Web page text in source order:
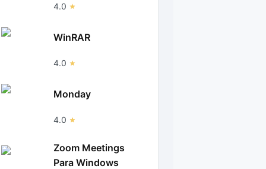
4.0
WinRAR
4.0
Monday
4.0
Zoom Meetings
Para Windows